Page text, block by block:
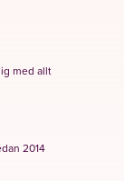
med allt
2014